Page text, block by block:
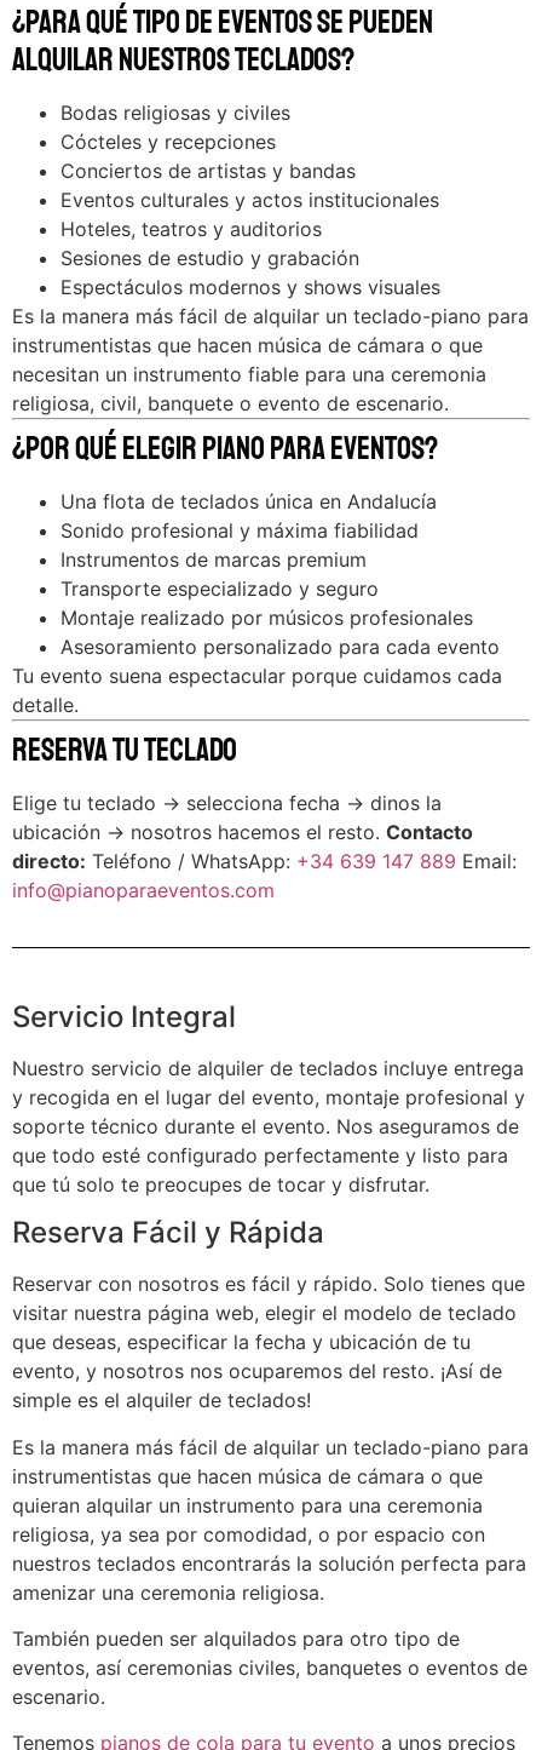
¿Para qué tipo de eventos se pueden
alquilar nuestros teclados?
Bodas religiosas y civiles
Cócteles y recepciones
Conciertos de artistas y bandas
Eventos culturales y actos institucionales
Hoteles, teatros y auditorios
Sesiones de estudio y grabación
Espectáculos modernos y shows visuales
Es la manera más fácil de alquilar un teclado-piano para
instrumentistas que hacen música de cámara o que
necesitan un instrumento fiable para una ceremonia
religiosa, civil, banquete o evento de escenario.
¿Por qué elegir Piano para Eventos?
Una flota de teclados única en Andalucía
Sonido profesional y máxima fiabilidad
Instrumentos de marcas premium
Transporte especializado y seguro
Montaje realizado por músicos profesionales
Asesoramiento personalizado para cada evento
Tu evento suena espectacular porque cuidamos cada
detalle.
Reserva tu Teclado
Elige tu teclado → selecciona fecha → dinos la
ubicación → nosotros hacemos el resto. Contacto
directo: Teléfono / WhatsApp: +34 639 147 889 Email:
info@pianoparaeventos.com
Servicio Integral
Nuestro servicio de alquiler de teclados incluye entrega
y recogida en el lugar del evento, montaje profesional y
soporte técnico durante el evento. Nos aseguramos de
que todo esté configurado perfectamente y listo para
que tú solo te preocupes de tocar y disfrutar.
Reserva Fácil y Rápida
Reservar con nosotros es fácil y rápido. Solo tienes que
visitar nuestra página web, elegir el modelo de teclado
que deseas, especificar la fecha y ubicación de tu
evento, y nosotros nos ocuparemos del resto. ¡Así de
simple es el alquiler de teclados!
Es la manera más fácil de alquilar un teclado-piano para
instrumentistas que hacen música de cámara o que
quieran alquilar un instrumento para una ceremonia
religiosa, ya sea por comodidad, o por espacio con
nuestros teclados encontrarás la solución perfecta para
amenizar una ceremonia religiosa.
También pueden ser alquilados para otro tipo de
eventos, así ceremonias civiles, banquetes o eventos de
escenario.
Tenemos pianos de cola para tu evento a unos precios